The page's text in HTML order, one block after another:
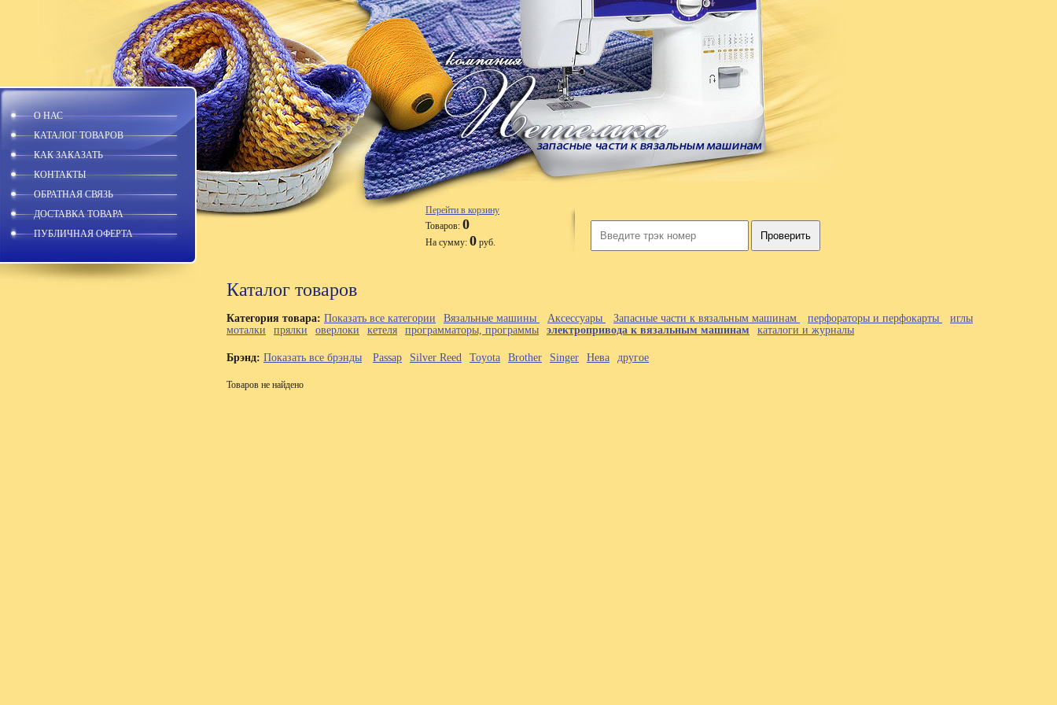
О НАС
КАТАЛОГ ТОВАРОВ
КАК ЗАКАЗАТЬ
КОНТАКТЫ
ОБРАТНАЯ СВЯЗЬ
ДОСТАВКА ТОВАРА
ПУБЛИЧНАЯ ОФЕРТА
Перейти в корзину
Товаров: 0
На сумму: 0 руб.
Проверить
Каталог товаров
Категория товара: Показать все категории Вязальные машины Аксессуары Запасные части к вязальным машинам перфораторы и перфокарты
иглы
моталки
прялки оверлоки кетеля программаторы, программы электропривода к вязальным машинам каталоги и журналы
Брэнд: Показать все брэнды Passap Silver Reed Toyota Brother Singer Нева другое
Товаров не найдено